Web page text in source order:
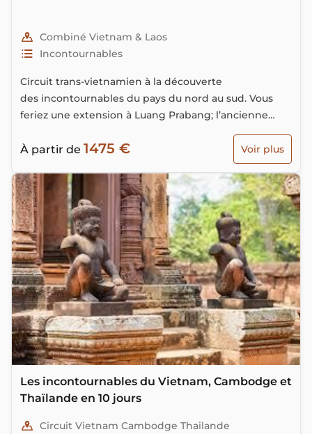
Combiné Vietnam & Laos
Incontournables
Circuit trans-vietnamien à la découverte
des incontournables du pays du nord au sud. Vous
feriez une extension à Luang Prabang; l’ancienne
À partir de 1475 € Voir plus
Les incontournables du Vietnam, Cambodge et
Thaïlande en 10 jours
Circuit Vietnam Cambodge Thailande